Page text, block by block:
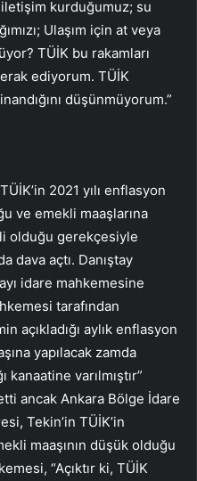
iletişim kurduğumuz; su
Ulaşım için at veya
TÜİK bu rakamları
ediyorum. TÜİK
düşünmüyorum.”
2021 yılı enflasyon
ve emekli maaşlarına
olduğu gerekçesiyle
dava açtı. Danıştay
idare mahkemesine
tarafından
açıkladığı aylık enflasyon
yapılacak zamda
varılmıştır”
ancak Ankara Bölge İdare
Tekin’in TÜİK’in
maaşının düşük olduğu
“Açıktır ki, TÜİK